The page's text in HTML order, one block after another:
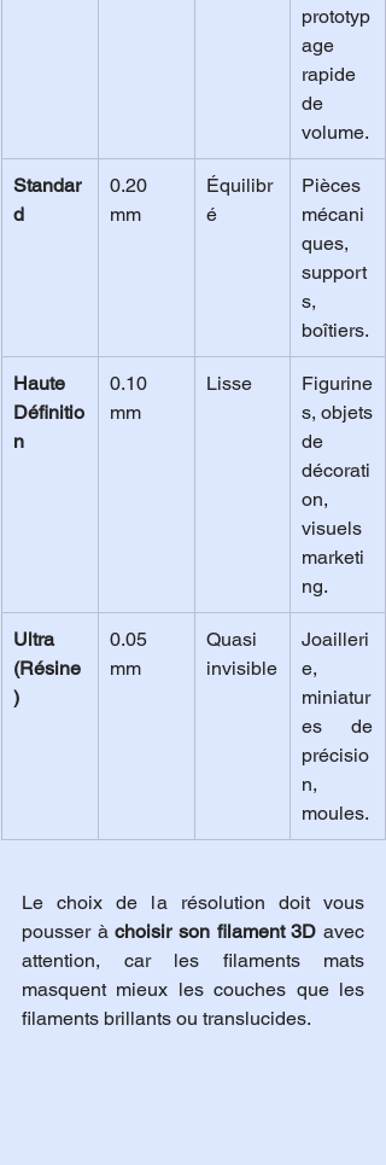
prototyp
age
rapide
de
volume.
Standar
d
0.20
mm
Équilibr
é
Pièces
mécani
ques,
support
s,
boîtiers.
Haute
Définitio
n
0.10
mm
Lisse
Figurine
s, objets
de
décorati
on,
visuels
marketi
ng.
Ultra
(Résine
)
0.05
mm
Quasi
invisible
Joailleri
e,
miniatur
es de
précisio
n,
moules.
Le choix de la résolution doit vous
pousser à choisir son filament 3D avec
attention, car les filaments mats
masquent mieux les couches que les
filaments brillants ou translucides.